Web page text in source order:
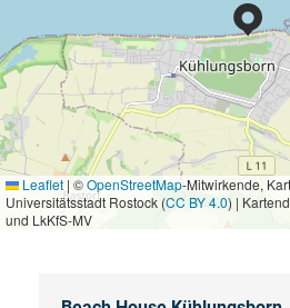
Leaflet | ©OpenStreetMap-Mitwirkende,
Universitätsstadt Rostock (CC BY 4.0) |
und LkKfS-MV